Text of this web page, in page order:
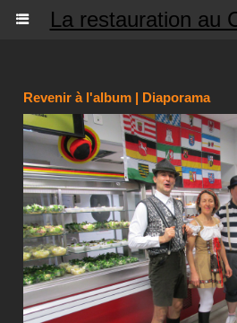
La restauration au
Revenir à l'album | Diaporama